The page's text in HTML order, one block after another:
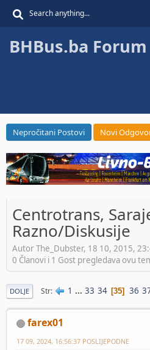
BHBus.ba Forum
Nepročitani Postovi Novi
Centrotrans,
Razno/Diskusije
Autor The_Dubster, 18 10, 2015,
0 Članovi i 1 Gost pregledava ovu
DOLJE Str 1 ... 33 34 35 36
farex01
17 09, 2024, 16:56:37 POSLIJEPODNE